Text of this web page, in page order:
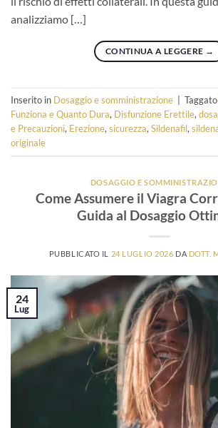
analizziamo […]
CONTINUA A LEGGERE →
Inserito in Dosaggio e somministrazione Taggato
Funziona e Quanto Dura, Disfunzione Erettile,
e Precauzioni, Erezione, sicurezza, Sildenafil,
originale
DOSAGGIO E
Come Assumere il Viagra
Guida al Dosaggio
PUBBLICATO IL 24 LUGLIO 2026 DA DOTT.
24
Lug